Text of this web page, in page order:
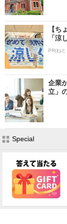
【ち
「涼
PR(ね
企業
立」
Special